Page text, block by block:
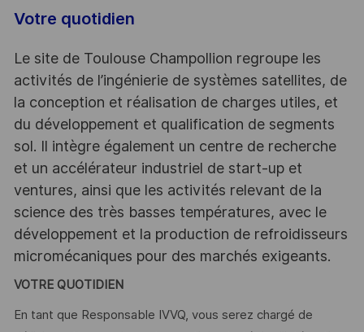
Votre quotidien
Le site de Toulouse Champollion regroupe les
activités de l’ingénierie de systèmes satellites, de
la conception et réalisation de charges utiles, et
du développement et qualification de segments
sol. Il intègre également un centre de recherche
et un accélérateur industriel de start-up et
ventures, ainsi que les activités relevant de la
science des très basses températures, avec le
développement et la production de refroidisseurs
micromécaniques pour des marchés exigeants.
VOTRE QUOTIDIEN
En tant que Responsable IVVQ, vous serez chargé de